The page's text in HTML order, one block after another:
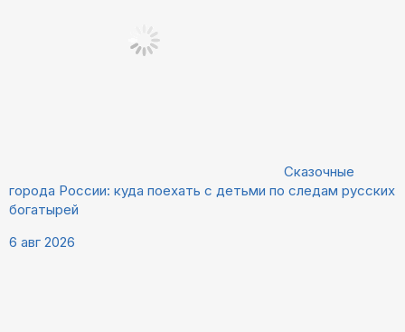
Сказочные
города России: куда поехать с детьми по следам русских
богатырей
6 авг 2026